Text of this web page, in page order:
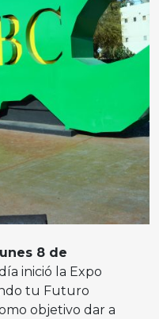
8 de
inició la Expo
tu Futuro
objetivo dar a